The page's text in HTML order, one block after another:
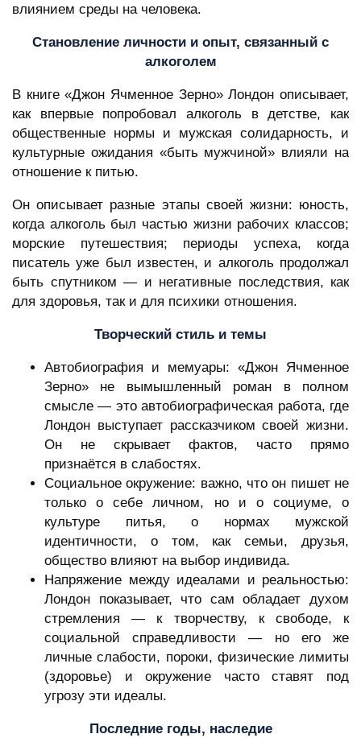
влиянием среды на человека.
Становление личности и опыт, связанный с
алкоголем
В книге «Джон Ячменное Зерно» Лондон описывает,
как впервые попробовал алкоголь в детстве, как
общественные нормы и мужская солидарность, и
культурные ожидания «быть мужчиной» влияли на
отношение к питью.
Он описывает разные этапы своей жизни: юность,
когда алкоголь был частью жизни рабочих классов;
морские путешествия; периоды успеха, когда
писатель уже был известен, и алкоголь продолжал
быть спутником — и негативные последствия, как
для здоровья, так и для психики отношения.
Творческий стиль и темы
Автобиография и мемуары: «Джон Ячменное
Зерно» не вымышленный роман в полном
смысле — это автобиографическая работа, где
Лондон выступает рассказчиком своей жизни.
Он не скрывает фактов, часто прямо
признаётся в слабостях.
Социальное окружение: важно, что он пишет не
только о себе личном, но и о социуме, о
культуре питья, о нормах мужской
идентичности, о том, как семьи, друзья,
общество влияют на выбор индивида.
Напряжение между идеалами и реальностью:
Лондон показывает, что сам обладает духом
стремления — к творчеству, к свободе, к
социальной справедливости — но его же
личные слабости, пороки, физические лимиты
(здоровье) и окружение часто ставят под
угрозу эти идеалы.
Последние годы, наследие